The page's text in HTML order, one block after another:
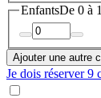
EnfantsDe 0 à
Ajouter une autre
Je dois réserver 9